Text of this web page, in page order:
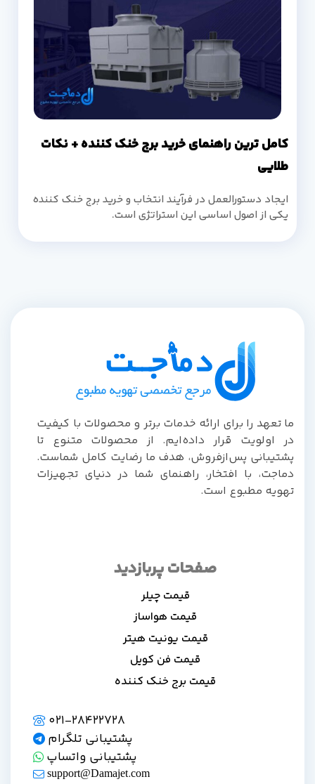
کامل ترین راهنمای خرید برج خنک کننده + نکات
طلایی
ایجاد دستورالعمل در فرآیند انتخاب و خرید برج خنک کننده
یکی از اصول اساسی این استراتژی است.
ما تعهد را برای ارائه خدمات برتر و محصولات با کیفیت
در اولویت قرار داده‌ایم. از محصولات متنوع تا
پشتیبانی پس‌از‌فروش، هدف ما رضایت کامل شماست.
دماجت، با افتخار، راهنمای شما در دنیای تجهیزات
تهویه مطبوع است.
صفحات پربازدید
قیمت چیلر
قیمت هواساز
قیمت یونیت هیتر
قیمت فن کویل
قیمت برج خنک کننده
021-28422728
پشتیبانی تلگرام
پشتیبانی واتساپ
support@Damajet.com